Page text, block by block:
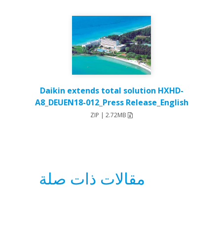
Daikin extends total solution HXHD-
A8_DEUEN18-012_Press Release_English
مقالات ذات صلة